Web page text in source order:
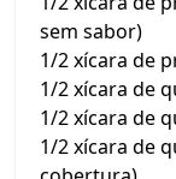
sem sabor)
1/2 xícara de
1/2 xícara de
1/2 xícara de
1/2 xícara de